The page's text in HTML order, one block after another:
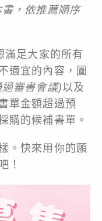
，依推薦順序
滿足大家的所有
適宜的內容，圖
審書會議)以及
單金額超過預
購的候補書單。
。快來用你的願
！